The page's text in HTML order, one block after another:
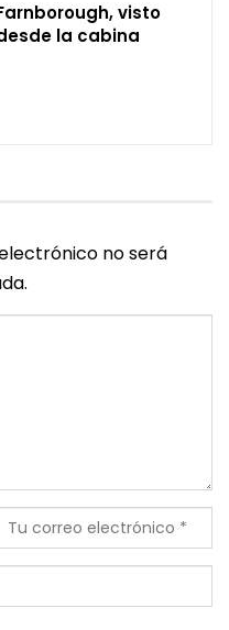
visto
la cabina
no será